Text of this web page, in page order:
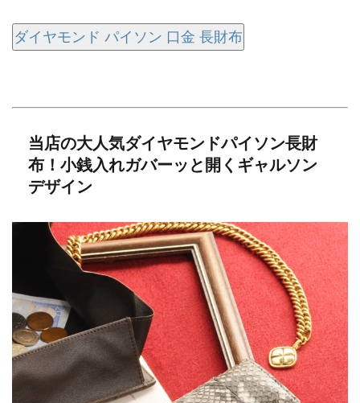
ダイヤモンド パイソン 口金 長財布
当店の大人気ダイヤモンドパイソン長財
布！小銭入れガバーッと開くギャルソン
デザイン